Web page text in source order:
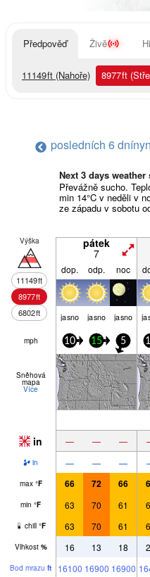
Předpověď Živě
11149ft (Nahoře) 8977ft
posledních 6 dní
Next 3 days
Převážně sucho.
min 14°C v neděli v
ze západu v sobotu
Výška
11149ft
8977ft
6802ft
pátek
7
dop. odp. noc
jasno jasno jasno
mph 10 15 5
Sněhová
mapa
Více
in — — —
in — — —
max °F 66 72 66
min °F 63 70 61
chill °F 63 70 61
Vlhkost % 16 13 18
Bod mrazu ft 16100 16900 16900